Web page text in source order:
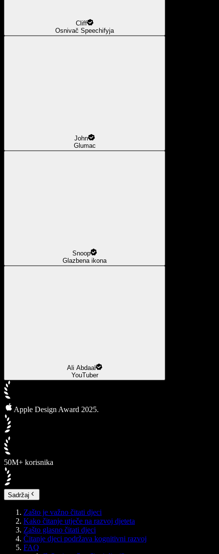
Cliff
Osnivač Speechifyja
John
Glumac
Snoop
Glazbena ikona
Ali Abdaal
YouTuber
Apple Design Award 2025.
50M+ korisnika
Sadržaj
Zašto je važno čitati djeci
Kako čitanje utječe na razvoj djeteta
Zašto glasno čitati djeci
Čitanje djeci podržava kognitivni razvoj
FAQ